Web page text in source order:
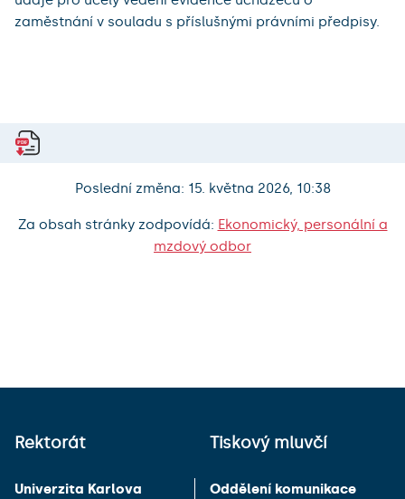
zaměstnání v souladu s příslušnými právními předpisy.
Poslední změna: 15. května 2026, 10:38
Za obsah stránky zodpovídá: Ekonomický, personální a
mzdový odbor
Rektorát
Univerzita Karlova
Tiskový mluvčí
Oddělení komunikace